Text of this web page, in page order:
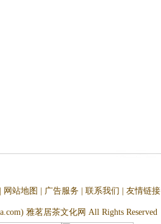
网站地图 广告服务 联系我们 友情链接
雅茗居茶文化网 All Rights Reserved